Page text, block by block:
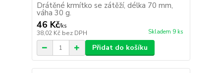
Drátěné krmítko se zátěží, délka 70 mm,
váha 30 g.
46 Kč/ks
38,02 Kč bez DPH Skladem 9 ks
Přidat do košíku